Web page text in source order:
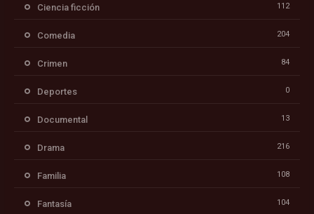
Ciencia ficción 112
Comedia 204
Crimen 84
Deportes 0
Documental 13
Drama 216
Familia 108
Fantasía 104